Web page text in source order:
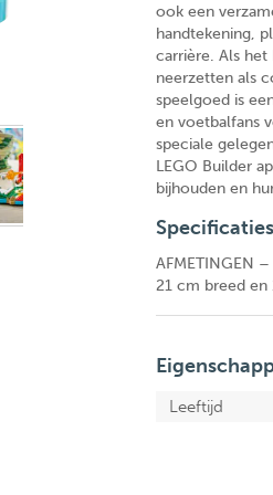
ook een
handtekening,
carrière. Als
neerzetten als
speelgoed is
en voetbalfans
speciale
LEGO Builder
bijhouden en
Specificaties
AFMETINGEN
21 cm breed en
Leeftijd